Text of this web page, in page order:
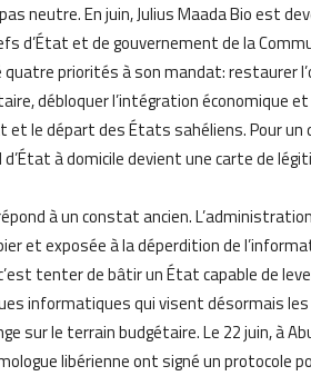
neutre. En juin, Julius Maada Bio est
d’État et de gouvernement de la
quatre priorités à son mandat: restaurer
débloquer l’intégration économique
et le départ des États sahéliens. Pour
d’État à domicile devient une carte de
à un constat ancien.
et exposée à la déperdition de
tenter de bâtir un État capable de
informatiques qui visent désormais
sur le terrain budgétaire. Le 22 juin, à
libérienne ont signé un protocole